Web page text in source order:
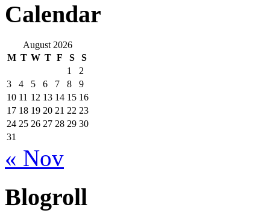
Calendar
August 2026
M T W T F S
S
1
2
3
4 5 6 7 8
9
10 11 12 13 14 15 16
17 18 19 20 21 22 23
24 25 26 27 28 29 30
31
« Nov
Blogroll